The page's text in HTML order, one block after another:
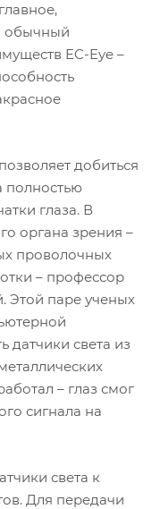
обычный
EC-Eye –
добиться
полностью
глаза. В
органа зрения –
проволочных
– профессор
Этой паре ученых
датчики света из
– глаз смог
сигнала на
света к
Для передачи